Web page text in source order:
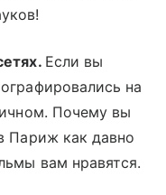
Если вы
на
Почему вы
Париж как давно
вам нравятся.